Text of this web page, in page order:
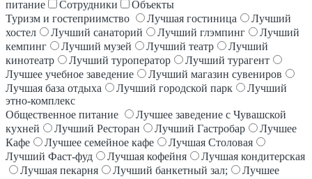
питание
Сотрудники
Объекты
Туризм и гостеприимство
Лучшая гостиница
Лучший
хостел
Лучший санаторий Лучший глэмпинг
Лучший
кемпинг
Лучший музей Лучший театр
Лучший
кинотеатр
Лучший туроператор
Лучший турагент
Лучшее учебное заведение
Лучший магазин сувениров
Лучшая база отдыха
Лучший городской парк
Лучший
этно-комплекс
Общественное питание
Лучшее заведение с Чувашской
кухней
Лучший Ресторан Лучший Гастробар
Лучшее
Кафе
Лучшее семейное кафе
Лучшая Столовая
Лучший Фаст-фуд
Лучшая кофейня
Лучшая кондитерская
Лучшая пекарня
Лучший банкетный зал;
Лучшее